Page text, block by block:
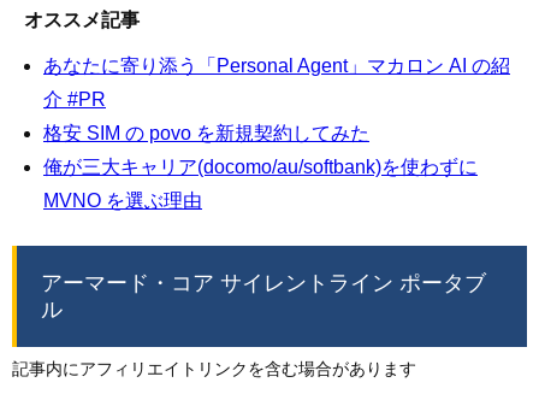
オススメ記事
あなたに寄り添う「Personal Agent」マカロン AI の紹
介 #PR
格安 SIM の povo を新規契約してみた
俺が三大キャリア(docomo/au/softbank)を使わずに
MVNO を選ぶ理由
アーマード・コア サイレントライン ポータブ
ル
記事内にアフィリエイトリンクを含む場合があります